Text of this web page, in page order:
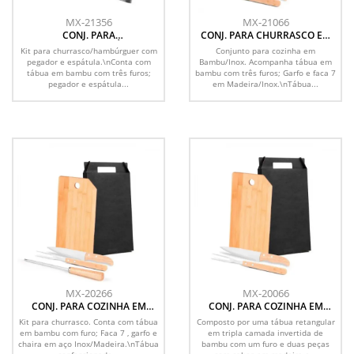
MX-21356
CONJ. PARA
CHURRASCO/HAMBÚRGUER
COM PEGADOR E ESPÁTULA - 3
PÇS
Kit para churrasco/hambúrguer com
pegador e espátula.\nConta com
tábua em bambu com três furos;
pegador e espátula...
MX-21066
CONJ. PARA CHURRASCO EM
BAMBU / MADEIRA / INOX - 3
PÇS
Conjunto para cozinha em
Bambu/Inox. Acompanha tábua em
bambu com três furos; Garfo e faca 7
em Madeira/Inox.\nTábua...
MX-20266
CONJ. PARA COZINHA EM
BAMBU / MADEIRA / INOX - 4
PÇS
Kit para churrasco. Conta com tábua
em bambu com furo; Faca 7 , garfo e
chaira em aço Inox/Madeira.\nTábua
MX-20066
CONJ. PARA COZINHA EM
BAMBU / MADEIRA / INOX - 3
PÇS
Composto por uma tábua retangular
em tripla camada invertida de
bambu com um furo e duas peças